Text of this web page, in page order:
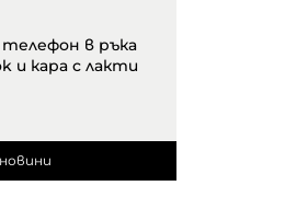
в ръка
и кара с лакти